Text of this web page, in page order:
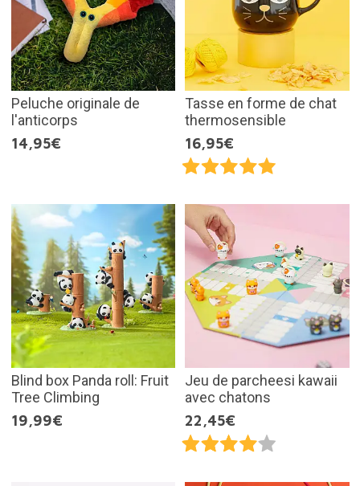
Peluche originale de
l'anticorps
14,95€
Tasse en forme de chat
thermosensible
16,95€
Blind box Panda roll: Fruit
Tree Climbing
19,99€
Jeu de parcheesi kawaii
avec chatons
22,45€